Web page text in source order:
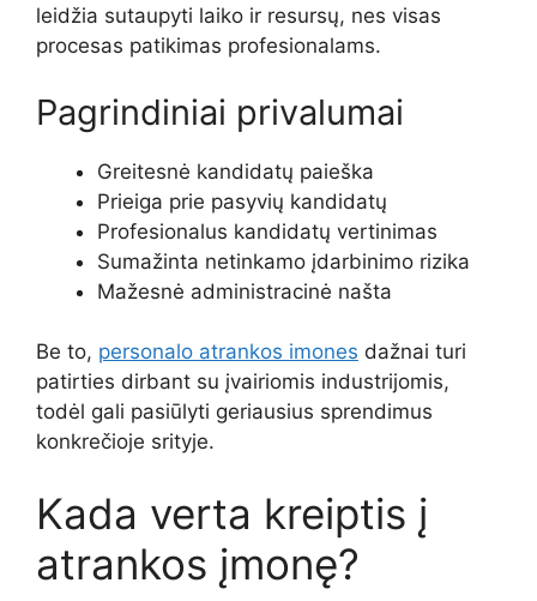
leidžia sutaupyti laiko ir resursų, nes visas
procesas patikimas profesionalams.
Pagrindiniai privalumai
Greitesnė kandidatų paieška
Prieiga prie pasyvių kandidatų
Profesionalus kandidatų vertinimas
Sumažinta netinkamo įdarbinimo rizika
Mažesnė administracinė našta
Be to, personalo atrankos imones dažnai turi
patirties dirbant su įvairiomis industrijomis,
todėl gali pasiūlyti geriausius sprendimus
konkrečioje srityje.
Kada verta kreiptis į
atrankos įmonę?